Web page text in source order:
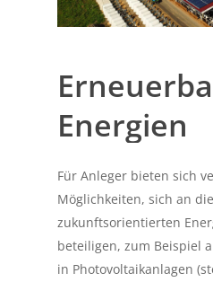
Energien
Für Anleger bieten sich
Möglichkeiten, sich an
zukunftsorientierten
beteiligen, zum Beispiel
in Photovoltaikanlagen